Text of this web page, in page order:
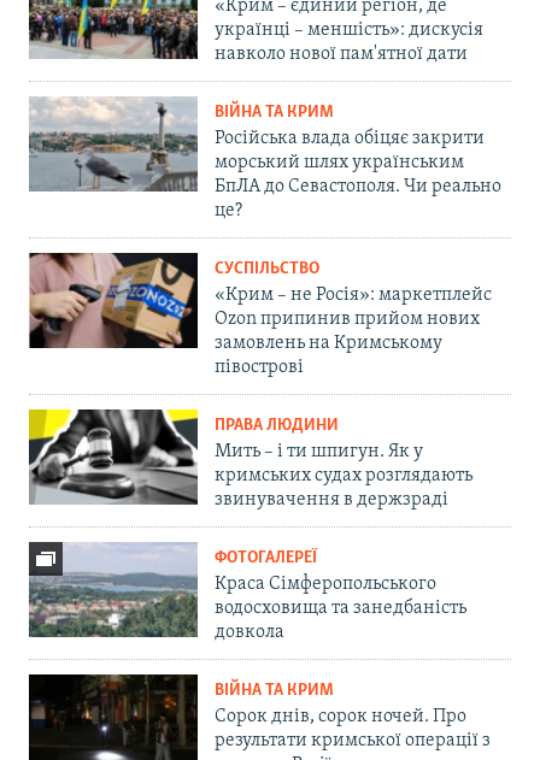
«Крим – єдиний регіон, де
українці – меншість»: дискусія
навколо нової пам'ятної дати
ВІЙНА ТА КРИМ
Російська влада обіцяє закрити
морський шлях українським
БпЛА до Севастополя. Чи реально
це?
СУСПІЛЬСТВО
«Крим – не Росія»: маркетплейс
Ozon припинив прийом нових
замовлень на Кримському
півострові
ПРАВА ЛЮДИНИ
Мить – і ти шпигун. Як у
кримських судах розглядають
звинувачення в держзраді
ФОТОГАЛЕРЕЇ
Краса Сімферопольського
водосховища та занедбаність
довкола
ВІЙНА ТА КРИМ
Сорок днів, сорок ночей. Про
результати кримської операції з